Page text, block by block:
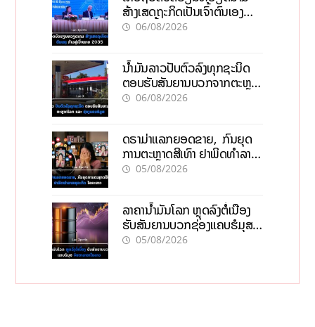
ສ້າງເສດຖະກິດເປັນເຈົ້າຕົນເອງ
ກ້າວສູ່ເປົ້າໝາຍ 2035
06/08/2026
ນໍ້າມັນລາວປັບຕົວລົງທຸກຊະນິດ
ຕອບຮັບສັນຍານບວກຈາກຕະຫຼາດ
ໂລກ ແລະ ຊ່ອງແຄບຮໍມູສ
06/08/2026
ດຣາມ່າແລກຍອດຂາຍ, ກົນຍຸດ
ການຕະຫຼາດສີເທົາ ຢາພິດທຳລາຍ
ທຸລະກິດ ໄລຍະຍາວ
05/08/2026
ລາຄານ້ຳມັນໂລກ ຫຼຸດລົງຕໍ່ເນື່ອງ
ຮັບສັນຍານບວກຊ່ອງແຄບຮໍມຸສ
ຈັບຕາລາຄາໃນລາວ
05/08/2026